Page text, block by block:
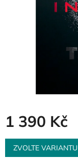
1 390 Kč
Měrná
cena:
ZVOLTE VARIANTU